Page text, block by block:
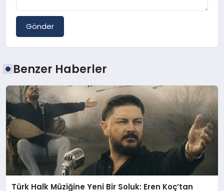
Gönder
Benzer Haberler
Türk Halk Müziğine Yeni Bir Soluk: Eren Koç’tan